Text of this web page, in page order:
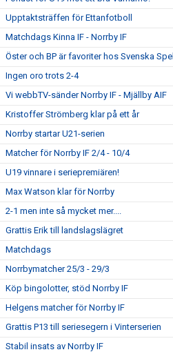
Upptaktsträffen för Ettanfotboll
Matchdags Kinna IF - Norrby IF
Öster och BP är favoriter hos Svenska Spel
Ingen oro trots 2-4
Vi webbTV-sänder Norrby IF - Mjällby AIF
Kristoffer Strömberg klar på ett år
Norrby startar U21-serien
Matcher för Norrby IF 2/4 - 10/4
U19 vinnare i seriepremiären!
Max Watson klar för Norrby
2-1 men inte så mycket mer....
Grattis Erik till landslagslägret
Matchdags
Norrbymatcher 25/3 - 29/3
Köp bingolotter, stöd Norrby IF
Helgens matcher för Norrby IF
Grattis P13 till seriesegern i Vinterserien
Stabil insats av Norrby IF